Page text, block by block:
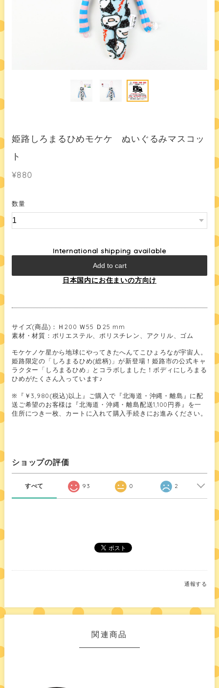
姫路しろまるひめモケケ ぬいぐるみマスコッ
ト
¥880
数量
International shipping available
Add to cart
日本国内にお住まいの方向け
サイズ(商品)：Ｈ200 Ｗ55 Ｄ25 mm
素材・材質：ポリエステル、ポリスチレン、アクリル、ゴム
モケケノケ星から地球にやってきたへんてこひょろなが宇宙人。
姫路限定の「しろまるひめ(総柄)」が新登場！姫路市の公式キャ
ラクター「しろまるひめ」とコラボしました！ボディにしろまる
ひめがたくさん入っています♪
※『￥3,980(税込)以上』ご購入で『北海道・沖縄・離島』に配
送ご希望のお客様は『北海道・沖縄・離島配送1,100円券』を一
住所につき一枚、カートに入れて購入手続きにお進みください。
ショップの評価
すべて 93 0 2
通報する
関連商品